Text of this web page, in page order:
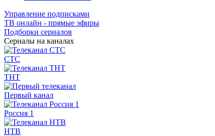
Управление подписками
ТВ онлайн - прямые эфиры
Подборки сериалов
Сериалы на каналах
СТС
ТНТ
Первый канал
Россия 1
НТВ